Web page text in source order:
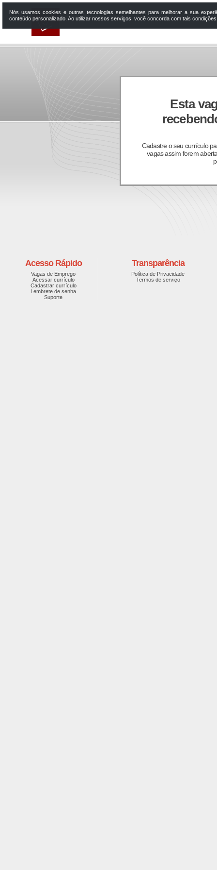
Esta
Cadastre o seu currículo
vagas assim forem
Acesso Rápido
Vagas de Emprego
Acessar currículo
Cadastrar currículo
Lembrete de senha
Suporte
Transparência
Política de Privacidade
Termos de serviço
Nós usamos cookies e outras tecnologias semelhantes para melhorar a sua
conteúdo personalizado. Ao utilizar nossos serviços, você concorda com tais